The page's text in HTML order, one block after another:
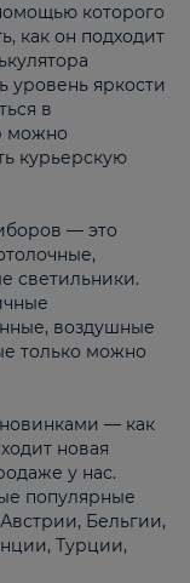
которого
как он подходит
уровень яркости
в
можно
курьерскую
— это
светильники.
воздушные
только можно
— как
новая
у нас.
популярные
Бельгии,
Турции,